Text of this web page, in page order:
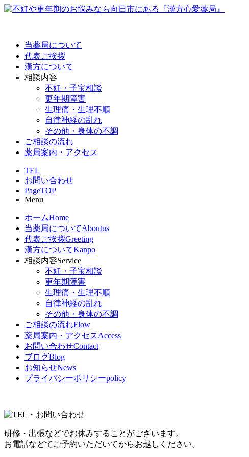
当薬局について
代表ご挨拶
漢方について
相談内容
不妊・子宝相談
更年期障害
生理痛・生理不順
自律神経の乱れ
その他・身体の不調
ご相談の流れ
薬局案内・アクセス
TEL
お問い合わせ
PageTOP
Menu
ホームHome
当薬局についてAboutus
代表ご挨拶Greeting
漢方についてKanpo
相談内容Service
不妊・子宝相談
更年期障害
生理痛・生理不順
自律神経の乱れ
その他・身体の不調
ご相談の流れFlow
薬局案内・アクセスAccess
お問い合わせContact
ブログBlog
お知らせNews
プライバシーポリシーpolicy
研修・出張などでお休みすることがございます。
お電話などでご予約いただいてからお越しください。